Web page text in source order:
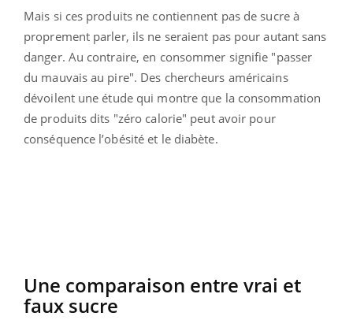
Mais si ces produits ne contiennent pas de sucre à
proprement parler, ils ne seraient pas pour autant sans
danger. Au contraire, en consommer signifie "passer
du mauvais au pire". Des chercheurs américains
dévoilent une étude qui montre que la consommation
de produits dits "zéro calorie" peut avoir pour
conséquence l’obésité et le diabète.
Une comparaison entre vrai et
faux sucre